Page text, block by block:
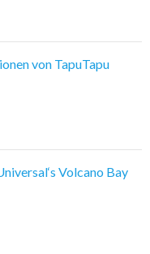
von TapuTapu
Volcano Bay